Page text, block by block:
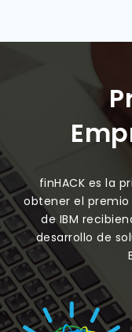
finHACK es la
obtener el
de IBM
desarrollo de